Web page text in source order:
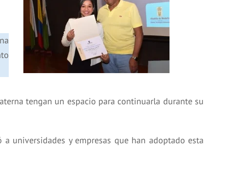
tengan un espacio para continuarla durante su
universidades y empresas que han adoptado esta